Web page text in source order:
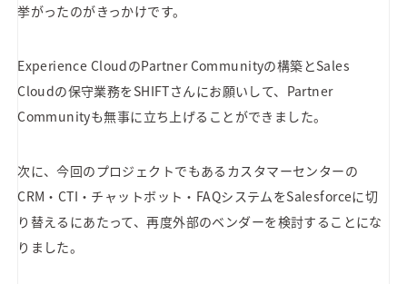
挙がったのがきっかけです。
Experience CloudのPartner Communityの構築とSales
Cloudの保守業務をSHIFTさんにお願いして、Partner
Communityも無事に立ち上げることができました。
次に、今回のプロジェクトでもあるカスタマーセンターの
CRM・CTI・チャットボット・FAQシステムをSalesforceに切
り替えるにあたって、再度外部のベンダーを検討することにな
りました。